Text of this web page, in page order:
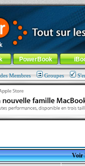
! -Aller au menu de
PowerBook
Membres Groupes
Voir